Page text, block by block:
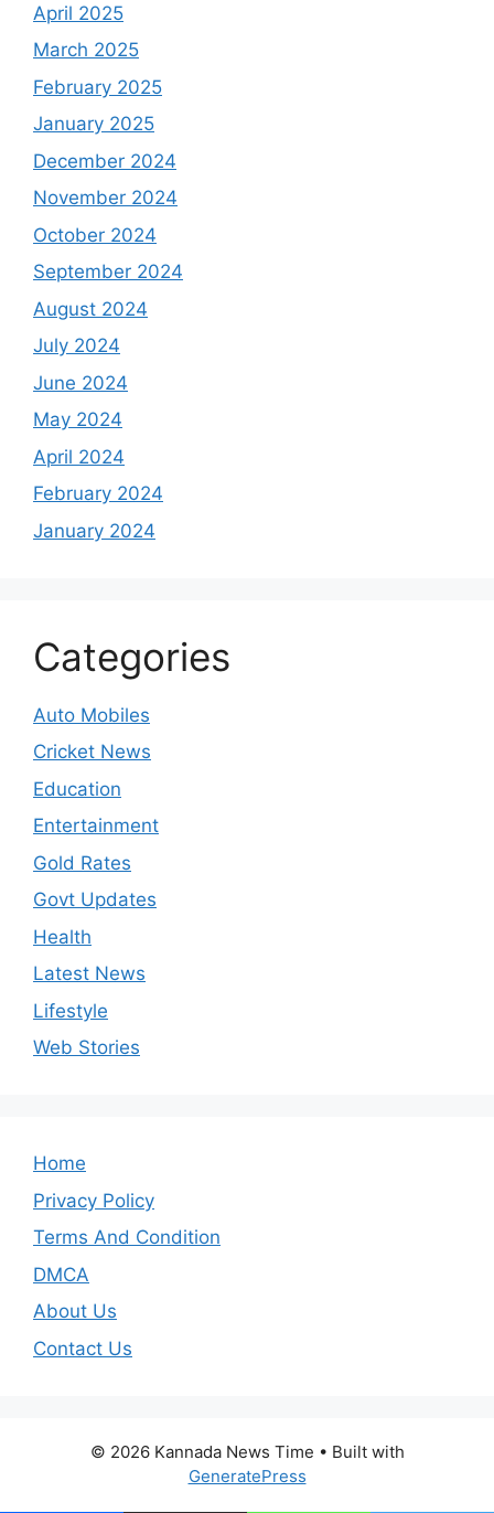
April 2025
March 2025
February 2025
January 2025
December 2024
November 2024
October 2024
September 2024
August 2024
July 2024
June 2024
May 2024
April 2024
February 2024
January 2024
Categories
Auto Mobiles
Cricket News
Education
Entertainment
Gold Rates
Govt Updates
Health
Latest News
Lifestyle
Web Stories
Home
Privacy Policy
Terms And Condition
DMCA
About Us
Contact Us
© 2026 Kannada News Time • Built with
GeneratePress